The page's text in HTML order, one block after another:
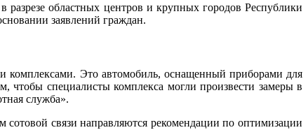
разрезе областных центров и крупных городов Республики
заявлений граждан.
комплексами. Это автомобиль, оснащенный приборами для
чтобы специалисты комплекса могли произвести замеры в
служба».
сотовой связи направляются рекомендации по оптимизации